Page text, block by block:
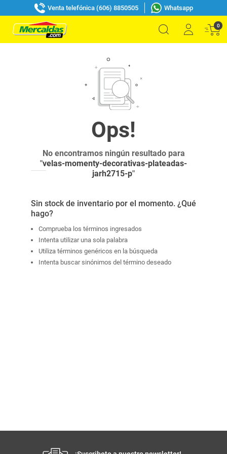
Venta telefónica (606) 8850505 Whatsapp
0
No encontramos ningún resultado para
"velas-momenty-decorativas-plateadas-
jarh2715-p"
Sin stock de inventario por el momento. ¿Qué
hago?
Comprueba los términos ingresados
Intenta utilizar una sola palabra
Utiliza términos genéricos en la búsqueda
Intenta buscar sinónimos del término deseado